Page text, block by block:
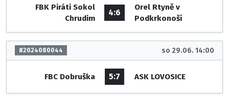
FBK Piráti Sokol
Chrudim
4:6
Orel Rtyně v
Podkrkonoší
#2024080044 so 29.06. 14:00
FBC Dobruška 5:7 ASK LOVOSICE